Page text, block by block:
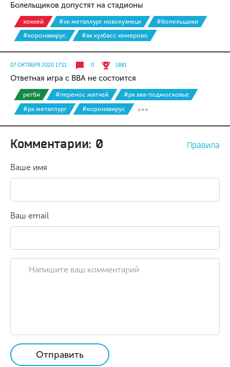
Болельщиков допустят на стадионы
хоккей #хк металлург новокузнецк
#болельщики
#коронавирус
#вк кузбасс кемерово
07 ОКТЯБРЯ 2020 17:11 0 1881
Ответная игра с ВВА не состоится
регби #перенос матчей
#рк вва-подмосковье
#рк металлург
#коронавирус
Комментарии: 0 Правила
Ваше имя
Ваш email
Отправить